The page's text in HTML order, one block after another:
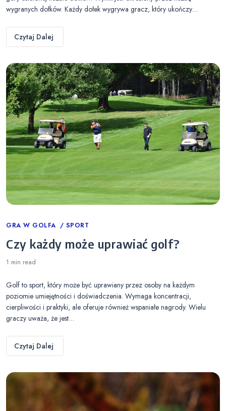
wygranych dołków. Każdy dołek wygrywa gracz, który ukończy…
Czytaj Dalej
Categories
GRA W GOLFA SPORT
Czy każdy może uprawiać golf?
1 min read
Golf to sport, który może być uprawiany przez osoby na każdym
poziomie umiejętności i doświadczenia. Wymaga koncentracji,
cierpliwości i praktyki, ale oferuje również wspaniałe nagrody. Wielu
graczy uważa, że jest…
Czytaj Dalej